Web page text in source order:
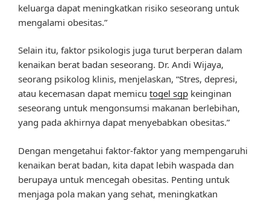
keluarga dapat meningkatkan risiko seseorang untuk
mengalami obesitas.”
Selain itu, faktor psikologis juga turut berperan dalam
kenaikan berat badan seseorang. Dr. Andi Wijaya,
seorang psikolog klinis, menjelaskan, “Stres, depresi,
atau kecemasan dapat memicu togel sgp keinginan
seseorang untuk mengonsumsi makanan berlebihan,
yang pada akhirnya dapat menyebabkan obesitas.”
Dengan mengetahui faktor-faktor yang mempengaruhi
kenaikan berat badan, kita dapat lebih waspada dan
berupaya untuk mencegah obesitas. Penting untuk
menjaga pola makan yang sehat, meningkatkan